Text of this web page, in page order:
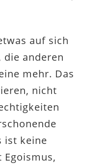
auf sich
die anderen
mehr. Das
nicht
ist keine
Egoismus,